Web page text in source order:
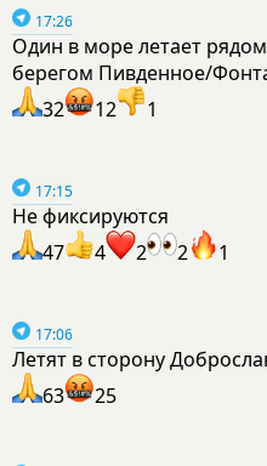
17:26
Один в море летает
берегом Пивденное/
32
12 1
17:15
Не фиксируются
47
4 2 2 1
17:06
Летят в сторону
63
25